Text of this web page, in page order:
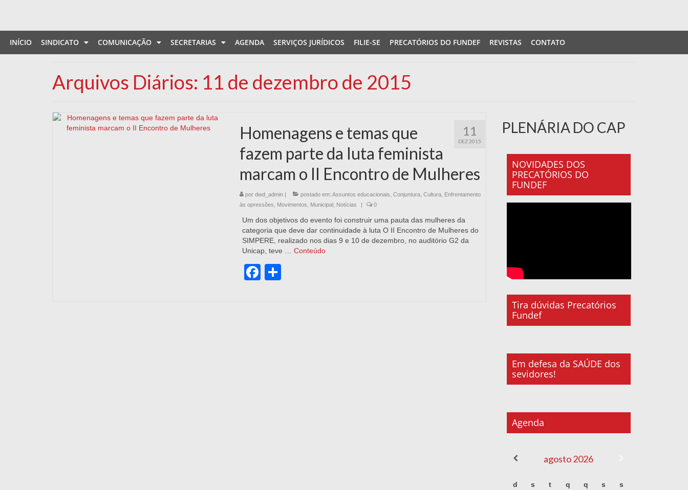
INÍCIO SINDICATO COMUNICAÇÃO SECRETARIAS AGENDA SERVIÇOS JURÍDICOS FILIE-SE PRECATÓRIOS DO FUNDEF REVISTAS CONTATO
Arquivos Diários: 11 de dezembro de 2015
11
DEZ 2015
Homenagens e temas que
fazem parte da luta feminista
marcam o II Encontro de Mulheres
por dwd_admin| postado em: Assuntos educacionais Conjuntura, Cultura, Enfrentamento
às opressões
Movimentos Municipal, Notícias | 0
Um dos objetivos do evento foi construir uma pauta das mulheres da
categoria que deve dar continuidade à luta O II Encontro de Mulheres do
SIMPERE, realizado nos dias 9 e 10 de dezembro, no auditório G2 da
Unicap, teve … Conteúdo
Facebook
PLENÁRIA DO CAP
NOVIDADES DOS
PRECATÓRIOS DO
FUNDEF
Tira dúvidas Precatórios
Fundef
Em defesa da SAÚDE dos
sevidores!
Agenda
agosto 2026
d s t q q s
s